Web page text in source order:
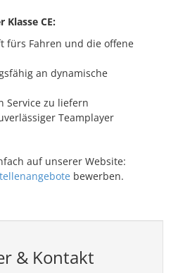
CE:
fürs Fahren und die offene
an dynamische
Service zu liefern
Teamplayer
auf unserer Website:
bewerben.
& Kontakt